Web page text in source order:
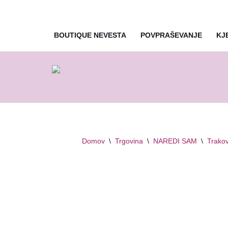
BOUTIQUE NEVESTA POVPRAŠEVANJE
Domov \ Trgovina \ NAREDI SAM \